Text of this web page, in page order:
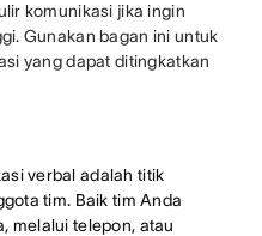
komunikasi jika ingin
Gunakan bagan ini untuk
yang dapat ditingkatkan
verbal adalah titik
tim. Baik tim Anda
melalui telepon, atau